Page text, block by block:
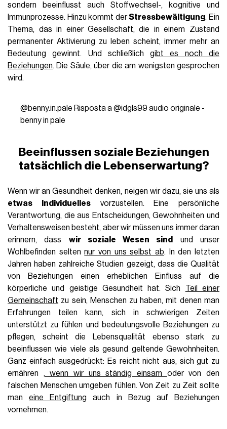
sondern beeinflusst auch Stoffwechsel-, kognitive und
Immunprozesse. Hinzu kommt derStressbewältigung. Ein
Thema, das in einer Gesellschaft, die in einem Zustand
permanenter Aktivierung zu leben scheint, immer mehr an
Bedeutung gewinnt. Und schließlichgibt es noch die
Beziehungen. Die Säule, über die am wenigsten gesprochen
wird.
@benny.in.pale Risposta a @idgls99 audio originale -
benny in pale
Beeinflussen soziale Beziehungen
tatsächlich die Lebenserwartung?
Wenn wir an Gesundheit denken, neigen wir dazu, sie uns als
etwas Individuellesvorzustellen. Eine persönliche
Verantwortung, die aus Entscheidungen, Gewohnheiten und
Verhaltensweisen besteht, aber wir müssen uns immer daran
erinnern, dass wir soziale Wesen sind
und unser
Wohlbefinden seltennur von uns selbst ab. In den letzten
Jahren haben zahlreiche Studien gezeigt, dass die Qualität
von Beziehungen einen erheblichen Einfluss auf die
körperliche und geistige Gesundheit hat. Sich Teil einer
Gemeinschaft zu sein, Menschen zu haben, mit denen man
Erfahrungen teilen kann, sich in schwierigen Zeiten
unterstützt zu fühlen und bedeutungsvolle Beziehungen zu
pflegen, scheint die Lebensqualität ebenso stark zu
beeinflussen wie viele als gesund geltende Gewohnheiten.
Ganz einfach ausgedrückt: Es reicht nicht aus, sich gut zu
ernähren , wenn wir uns ständig einsam oder von den
falschen Menschen umgeben fühlen. Von Zeit zu Zeit sollte
maneine Entgiftung auch in Bezug auf Beziehungen
vornehmen.